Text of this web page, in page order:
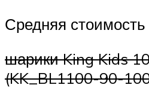
Средняя
шарики King Kids
(KK_BL1100-90-